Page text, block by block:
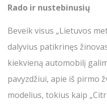
Rado ir nustebinusių
Beveik visus „Lietuvos
dalyvius patikrinęs
kiekvieną automobilį
pavyzdžiui, apie iš pirmo
modelius, tokius kaip